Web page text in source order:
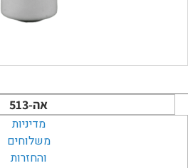
אה-513
מדיניות
משלוחים
והחזרות